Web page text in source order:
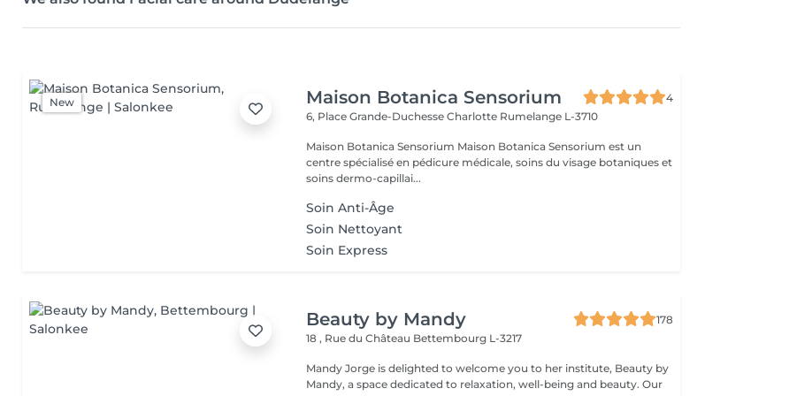
New Maison Botanica Sensorium
4
6, Place Grande-Duchesse Charlotte Rumelange L-3710
Maison Botanica Sensorium Maison Botanica Sensorium est un
centre spécialisé en pédicure médicale, soins du visage botaniques et
soins dermo-capillai...
Soin Anti-Âge
Soin Nettoyant
Soin Express
Beauty by Mandy
178
18 , Rue du Château Bettembourg L-3217
Mandy Jorge is delighted to welcome you to her institute, Beauty by
Mandy, a space dedicated to relaxation, well-being and beauty. Our